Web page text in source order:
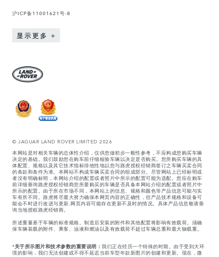
沪ICP备11001621号-8
显示更多
© JAGUAR LAND ROVER LIMITED 2026
本网站是对相关车辆的总体性介绍，仅供您做初步一般性参考，不应构成您购买车辆
决定的基础。我们鼓励您在购车前仔细核验车辆以决定是否购买。您所购买车辆的具
体配置、规格以及其它技术指标排他性地以您与路虎授权经销商签订之车辆买卖合同
的条款和条件为准。本网站不构成车辆买卖合同的组成部分。尽管网站上已经标明或
者没有明确标明，本网站介绍的配置或者照片中所示的配置可能为选配。您应在购车
前详细垂询路虎授权经销商您所要购买的车辆是否具备本网站介绍的配置或者照片中
所示的配置。由于所在市场不同，本网站上的信息、规格和颜色等产品信息可能与实
车有所不同。路虎将尽最大努力确保本网页内容的正确性，但产品技术规格和设备可
能会不时进行改进与更新,网页内容可能存在更新不及时的情况。具体产品信息敬请垂
询当地授权路虎经销商。
所述重量基于车辆的标准规格。制造后安装的附件和其他配置将影响有效载荷。须确
保车辆装载的附件、乘客、油液和燃油以及有效载荷不超过车辆总重和最大轴载重。
*关于所示图片和技术参数的重要说明： 我们正在经历一个特殊的时期。由于受到大环
境的影响，我们无法创建或不得不延迟当前车型年款新图片的创建和更新。现在，微